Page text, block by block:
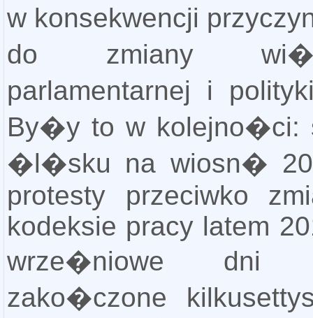
w konsekwencji
do zmiany
parlamentarnej i
By�y to w kolejno�ci:
�l�sku na wiosn�
protesty przeciwko
kodeksie pracy latem
wrze�niowe dni
zako�czone